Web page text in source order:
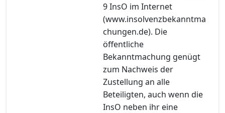
9 InsO im Internet
(www.insolvenzbekanntma
chungen.de). Die
öffentliche
Bekanntmachung genügt
zum Nachweis der
Zustellung an alle
Beteiligten, auch wenn die
InsO neben ihr eine